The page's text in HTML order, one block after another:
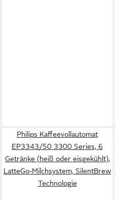
Philips Kaffeevollautomat
EP3343/50 3300 Series, 6
Getränke (heiß oder eisgekühlt),
LatteGo-Milchsystem, SilentBrew
Technologie